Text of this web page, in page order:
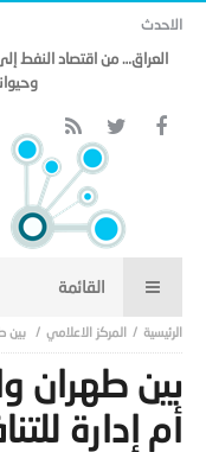
الاحدث
العراق… من اقتصاد النفط
المركز الاعلامي بين
بين طهران
أم إدارة